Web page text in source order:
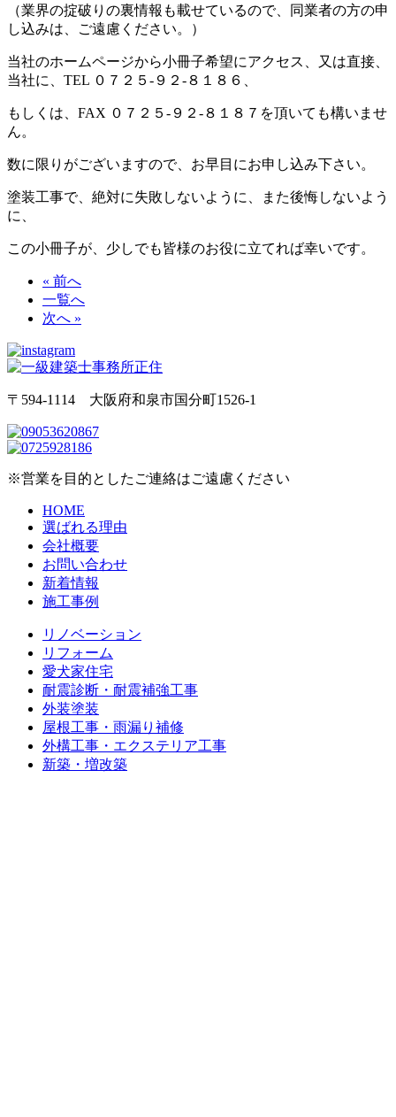
（業界の掟破りの裏情報も載せているので、同業者の方の申
し込みは、ご遠慮ください。）
当社のホームページから小冊子希望にアクセス、又は直接、
当社に、TEL ０７２５-９２-８１８６、
もしくは、FAX ０７２５-９２-８１８７を頂いても構いませ
ん。
数に限りがございますので、お早目にお申し込み下さい。
塗装工事で、絶対に失敗しないように、また後悔しないよう
に、
この小冊子が、少しでも皆様のお役に立てれば幸いです。
« 前へ
一覧へ
次へ »
〒594-1114 大阪府和泉市国分町1526-1
※営業を目的としたご連絡はご遠慮ください
HOME
選ばれる理由
会社概要
お問い合わせ
新着情報
施工事例
リノベーション
リフォーム
愛犬家住宅
耐震診断・耐震補強工事
外装塗装
屋根工事・雨漏り補修
外構工事・エクステリア工事
新築・増改築